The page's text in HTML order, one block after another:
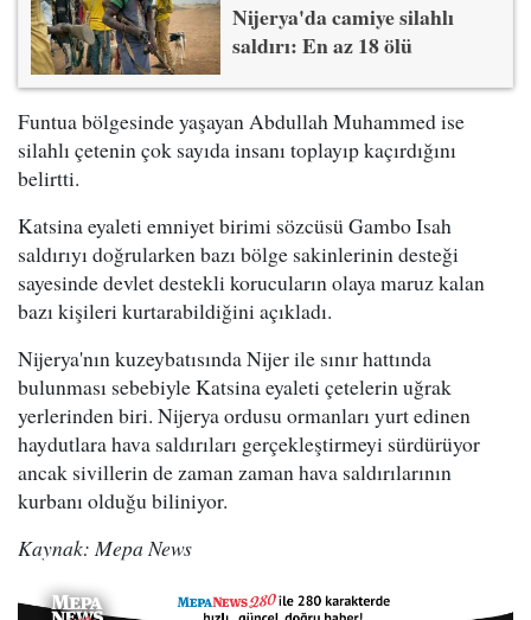
Nijerya'da camiye silahlı
saldırı: En az 18 ölü
Funtua bölgesinde yaşayan Abdullah Muhammed ise
silahlı çetenin çok sayıda insanı toplayıp kaçırdığını
belirtti.
Katsina eyaleti emniyet birimi sözcüsü Gambo Isah
saldırıyı doğrularken bazı bölge sakinlerinin desteği
sayesinde devlet destekli korucuların olaya maruz kalan
bazı kişileri kurtarabildiğini açıkladı.
Nijerya'nın kuzeybatısında Nijer ile sınır hattında
bulunması sebebiyle Katsina eyaleti çetelerin uğrak
yerlerinden biri. Nijerya ordusu ormanları yurt edinen
haydutlara hava saldırıları gerçekleştirmeyi sürdürüyor
ancak sivillerin de zaman zaman hava saldırılarının
kurbanı olduğu biliniyor.
Kaynak: Mepa News